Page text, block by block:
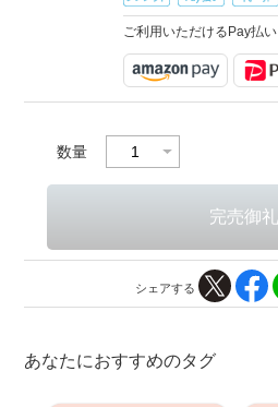
ご利用いただけるPay払い
数量
シェアする
あなたにおすすめのタグ